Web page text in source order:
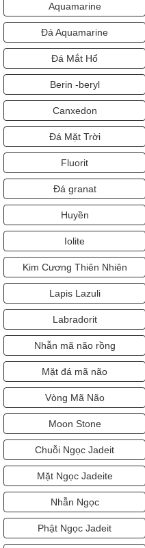
Aquamarine
Đá Aquamarine
Đá Mắt Hổ
Berin -beryl
Canxedon
Đá Mặt Trời
Fluorit
Đá granat
Huyền
Iolite
Kim Cương Thiên Nhiên
Lapis Lazuli
Labradorit
Nhẫn mã não rồng
Mặt đá mã não
Vòng Mã Não
Moon Stone
Chuỗi Ngọc Jadeit
Mặt Ngọc Jadeite
Nhẫn Ngọc
Phật Ngọc Jadeit